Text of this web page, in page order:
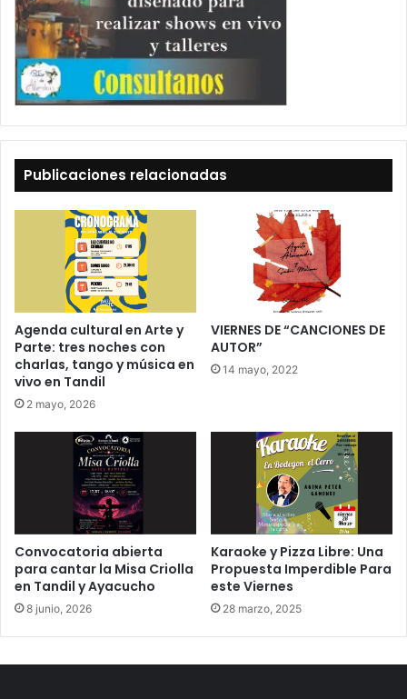
Publicaciones relacionadas
Agenda cultural en Arte y
Parte: tres noches con
charlas, tango y música en
vivo en Tandil
2 mayo, 2026
VIERNES DE “CANCIONES DE
AUTOR”
14 mayo, 2022
Convocatoria abierta
para cantar la Misa Criolla
en Tandil y Ayacucho
8 junio, 2026
Karaoke y Pizza Libre: Una
Propuesta Imperdible Para
este Viernes
28 marzo, 2025